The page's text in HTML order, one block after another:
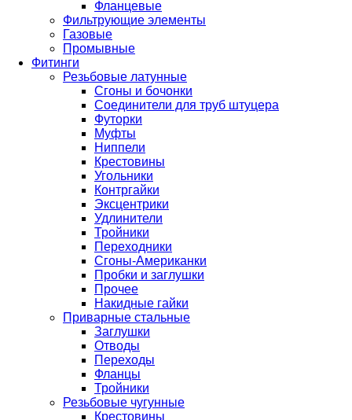
Фланцевые
Фильтрующие элементы
Газовые
Промывные
Фитинги
Резьбовые латунные
Сгоны и бочонки
Соединители для труб штуцера
Футорки
Муфты
Ниппели
Крестовины
Угольники
Контргайки
Эксцентрики
Удлинители
Тройники
Переходники
Сгоны-Американки
Пробки и заглушки
Прочее
Накидные гайки
Приварные стальные
Заглушки
Отводы
Переходы
Фланцы
Тройники
Резьбовые чугунные
Крестовины